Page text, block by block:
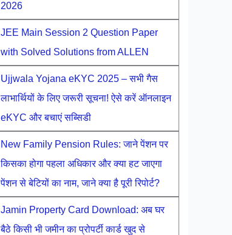
2026
JEE Main Session 2 Question Paper
with Solved Solutions from ALLEN
Ujjwala Yojana eKYC 2025 – सभी गैस
लाभार्थियों के लिए जरूरी सूचना! ऐसे करें ऑनलाइन
eKYC और बचाएं सब्सिडी
New Family Pension Rules: जाने पेंशन पर
किसका होगा पहला अधिकार और क्या हट जाएगा
पेंशन से बेटियों का नाम, जाने क्या है पूरी रिपोर्ट?
Jamin Property Card Download: अब घर
बैठे किसी भी जमीन का प्रोपर्टी कार्ड खुद से